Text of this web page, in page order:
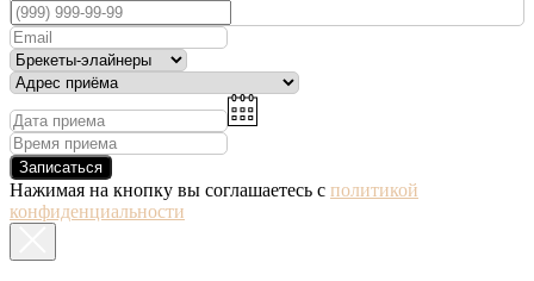
Записаться
Нажимая на кнопку вы соглашаетесь с политикой
конфиденциальности